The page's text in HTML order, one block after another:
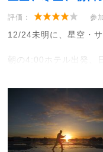
評価： 参
12/24未明に、星空・
朝の4:00ホテル出発、